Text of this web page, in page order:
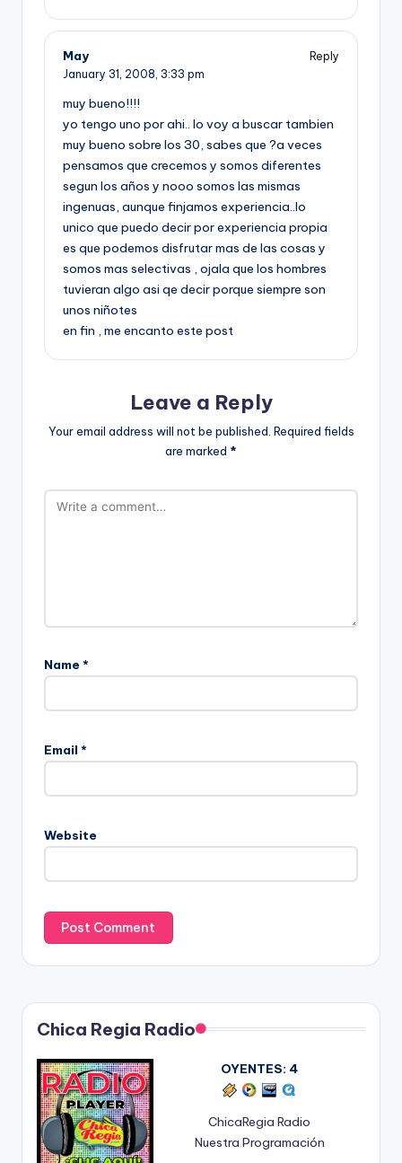
May
Reply
January 31, 2008, 3:33 pm
muy bueno!!!!
yo tengo uno por ahi.. lo voy a buscar tambien
muy bueno sobre los 30, sabes que ?a veces
pensamos que crecemos y somos diferentes
segun los años y nooo somos las mismas
ingenuas, aunque finjamos experiencia..lo
unico que puedo decir por experiencia propia
es que podemos disfrutar mas de las cosas y
somos mas selectivas , ojala que los hombres
tuvieran algo asi qe decir porque siempre son
unos niñotes
en fin , me encanto este post
Leave a Reply
Your email address will not be published. Required fields
are marked *
Name *
Email *
Website
Chica Regia Radio
OYENTES: 4
ChicaRegia Radio
Nuestra Programación